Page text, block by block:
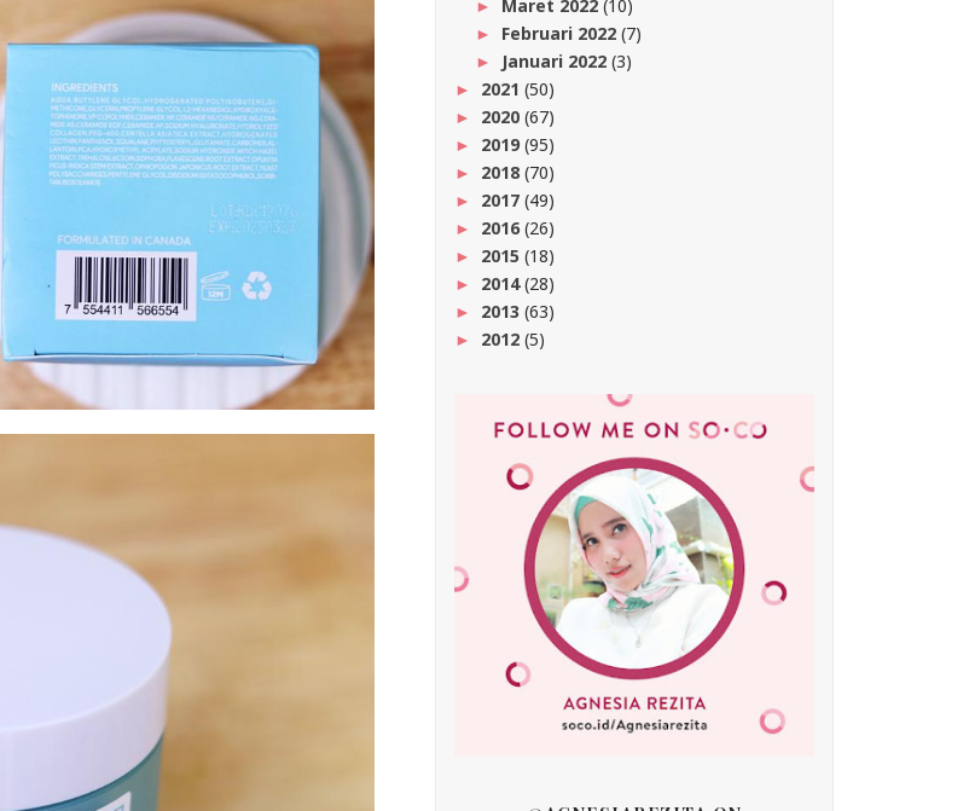
► Maret 2022 (10)
► Februari 2022 (7)
► Januari 2022 (3)
► 2021 (50)
► 2020 (67)
► 2019(95)
► 2018 (70)
► 2017 (49)
► 2016(26)
► 2015 (18)
► 2014(28)
► 2013 (63)
► 2012 (5)